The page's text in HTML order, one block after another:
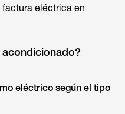
factura eléctrica en
eléctrico según el tipo